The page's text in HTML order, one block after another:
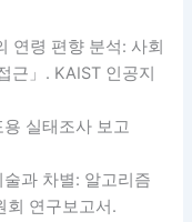
연령 편향 분석: 사회
근」. KAIST 인공지
실태조사 보고
과 차별: 알고리즘
회 연구보고서.